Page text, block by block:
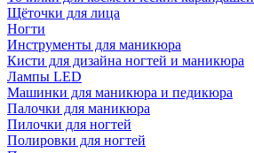
Щёточки для лица
Ногти
Инструменты для маникюра
Кисти для дизайна ногтей и маникюра
Лампы LED
Машинки для маникюра и педикюра
Палочки для маникюра
Пилочки для ногтей
Полировки для ногтей